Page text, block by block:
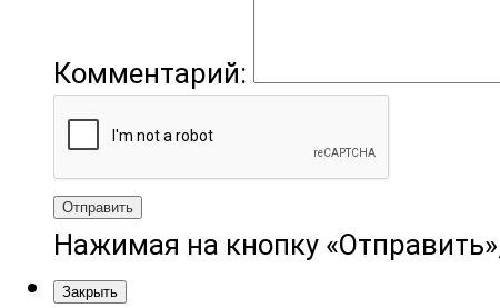
Комментарий:
Отправить
Нажимая на кнопку
Закрыть